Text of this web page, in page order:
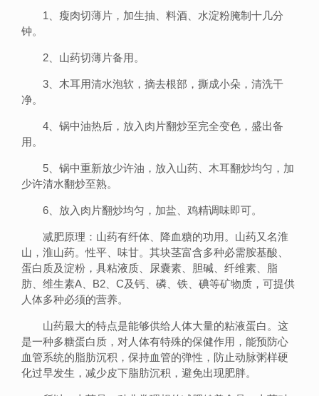
1、瘦肉切薄片，加生抽、料酒、水淀粉腌制十几分
钟。
2、山药切薄片备用。
3、木耳用清水泡软，摘去根部，撕成小朵，清洗干
净。
4、锅中油热后，放入肉片翻炒至完全变色，盛出备
用。
5、锅中重新放少许油，放入山药、木耳翻炒均匀，加
少许清水翻炒至熟。
6、放入肉片翻炒均匀，加盐、鸡精调味即可。
减肥原理：山药有纤体、降血糖的功用。山药又名淮
山，淮山药。性平、味甘。其块茎富含多种必需胺基酸、
蛋白质及淀粉，具粘液质、尿囊素、胆碱、纤维素、脂
肪、维生素A、B2、C及钙、磷、铁、碘等矿物质，可提供
人体多种必须的营养。
山药最大的特点是能够供给人体大量的粘液蛋白。这
是一种多糖蛋白质，对人体有特殊的保健作用，能预防心
血管系统的脂肪沉积，保持血管的弹性，防止动脉粥样硬
化过早发生，减少皮下脂肪沉积，避免出现肥胖。